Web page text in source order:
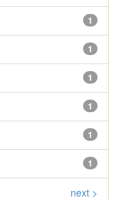
1
1
1
1
1
1
next >